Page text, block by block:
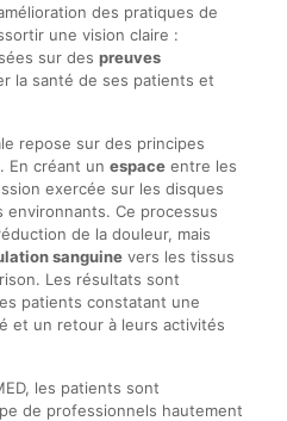
des pratiques de
une vision claire :
sur des preuves
la santé de ses patients et
repose sur des principes
En créant un espaceentre les
exercée sur les disques
Ce processus
de la douleur, mais
sanguinevers les tissus
Les résultats sont
patients constatant une
et un retour à leurs activités
les patients sont
de professionnels hautement